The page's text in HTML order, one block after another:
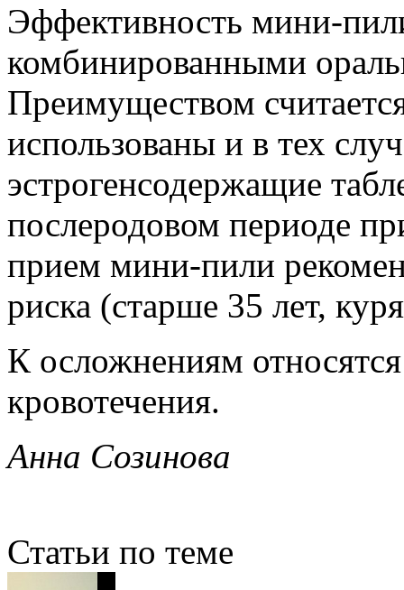
Эффективность мини-
комбинированными
Преимуществом
использованы и в тех
эстрогенсодержащие
послеродовом периоде
прием мини-пили
риска (старше 35 лет,
К осложнениям
кровотечения.
Анна Созинова
Статьи по теме